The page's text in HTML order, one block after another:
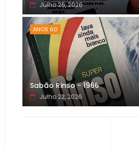
Julho 26, 2026
ANOS 60
Sabão Rinso - 1966
Julho 22, 2026